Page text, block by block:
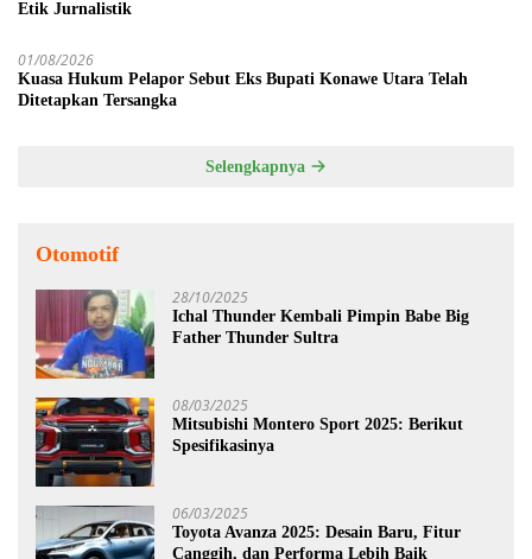
Etik Jurnalistik
01/08/2026
Kuasa Hukum Pelapor Sebut Eks Bupati Konawe Utara Telah
Ditetapkan Tersangka
Selengkapnya
Otomotif
28/10/2025
Ichal Thunder Kembali Pimpin Babe Big
Father Thunder Sultra
08/03/2025
Mitsubishi Montero Sport 2025: Berikut
Spesifikasinya
06/03/2025
Toyota Avanza 2025: Desain Baru, Fitur